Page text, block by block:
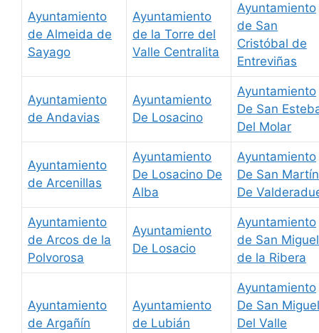
Ayuntamiento
de Almeida de
Sayago
Ayuntamiento
de la Torre del
Valle Centralita
Ayuntamiento
de San
Cristóbal de
Entreviñas
Ayuntamiento
de Andavias
Ayuntamiento
De Losacino
Ayuntamiento
De San
Del Molar
Ayuntamiento
de Arcenillas
Ayuntamiento
De Losacino De
Alba
Ayuntamiento
De San Martín
De
Ayuntamiento
de Arcos de la
Polvorosa
Ayuntamiento
De Losacio
Ayuntamiento
de San Miguel
de la Ribera
Ayuntamiento
de Argañín
Ayuntamiento
de Lubián
Ayuntamiento
De San Miguel
Del Valle